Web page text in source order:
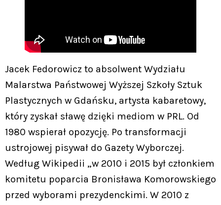
Jacek Fedorowicz to absolwent Wydziału
Malarstwa Państwowej Wyższej Szkoły Sztuk
Plastycznych w Gdańsku, artysta kabaretowy,
który zyskał sławę dzięki mediom w PRL. Od
1980 wspierał opozycję. Po transformacji
ustrojowej pisywał do Gazety Wyborczej.
Według Wikipedii „w 2010 i 2015 był członkiem
komitetu poparcia Bronisława Komorowskiego
przed wyborami prezydenckimi. W 2010 z